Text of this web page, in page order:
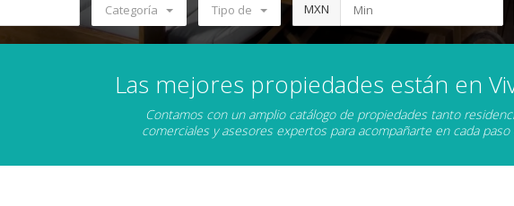
Categoría Tipo de MXN
Las mejores propiedades están en
Contamos con un amplio catálogo de propiedades tanto
comerciales y asesores expertos para acompañarte en cada paso